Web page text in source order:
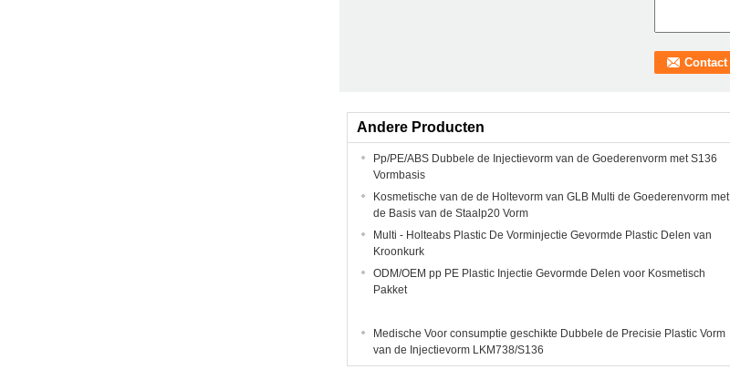
Andere Producten
Pp/PE/ABS Dubbele de Injectievorm van de Goederenvorm met S136
Vormbasis
Kosmetische van de de Holtevorm van GLB Multi de Goederenvorm met
de Basis van de Staalp20 Vorm
Multi - Holteabs Plastic De Vorminjectie Gevormde Plastic Delen van
Kroonkurk
ODM/OEM pp PE Plastic Injectie Gevormde Delen voor Kosmetisch
Pakket
Medische Voor consumptie geschikte Dubbele de Precisie Plastic Vorm
van de Injectievorm LKM738/S136